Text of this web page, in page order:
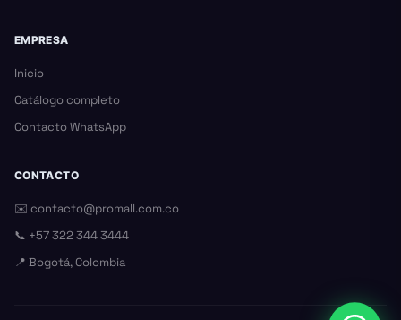
EMPRESA
Inicio
Catálogo completo
Contacto WhatsApp
CONTACTO
✉️ contacto@promall.com.co
📞 +57 322 344 3444
📍 Bogotá, Colombia